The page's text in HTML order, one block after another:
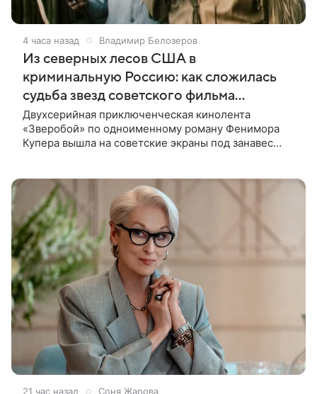
4 часа назад Владимир Белозеров
Из северных лесов США в
криминальную Россию: как сложилась
судьба звезд советского фильма
«Зверобой»
Двухсерийная приключенческая кинолента
«Зверобой» по одноименному роману Фенимора
Купера вышла на советские экраны под занавес
21 час назад Соня Жарова